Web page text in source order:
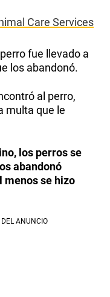
Care Services
fue llevado a
los abandonó.
al perro,
multa que le
los perros se
abandonó
menos se hizo